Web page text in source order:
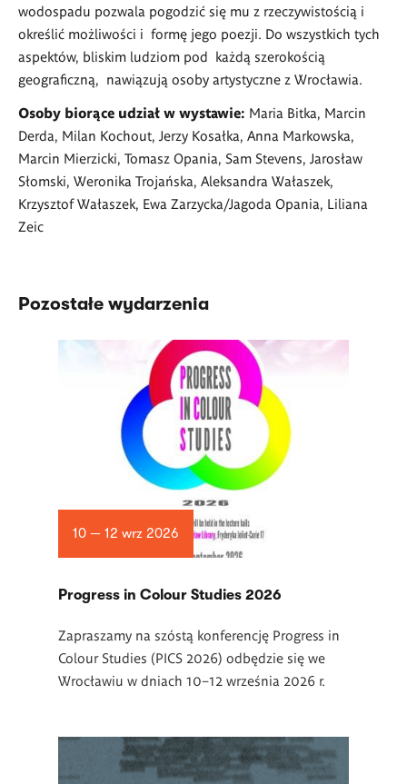
wodospadu pozwala pogodzić się mu z rzeczywistością i
określić możliwości i formę jego poezji. Do wszystkich tych
aspektów, bliskim ludziom pod każdą szerokością
geograficzną, nawiązują osoby artystyczne z Wrocławia.
Osoby biorące udział w wystawie: Maria Bitka, Marcin
Derda, Milan Kochout, Jerzy Kosałka, Anna Markowska,
Marcin Mierzicki, Tomasz Opania, Sam Stevens, Jarosław
Słomski, Weronika Trojańska, Aleksandra Wałaszek,
Krzysztof Wałaszek, Ewa Zarzycka/Jagoda Opania, Liliana
Zeic
Pozostałe wydarzenia
10 — 12 wrz 2026
Progress in Colour Studies 2026
Zapraszamy na szóstą konferencję Progress in
Colour Studies (PICS 2026) odbędzie się we
Wrocławiu w dniach 10–12 września 2026 r.